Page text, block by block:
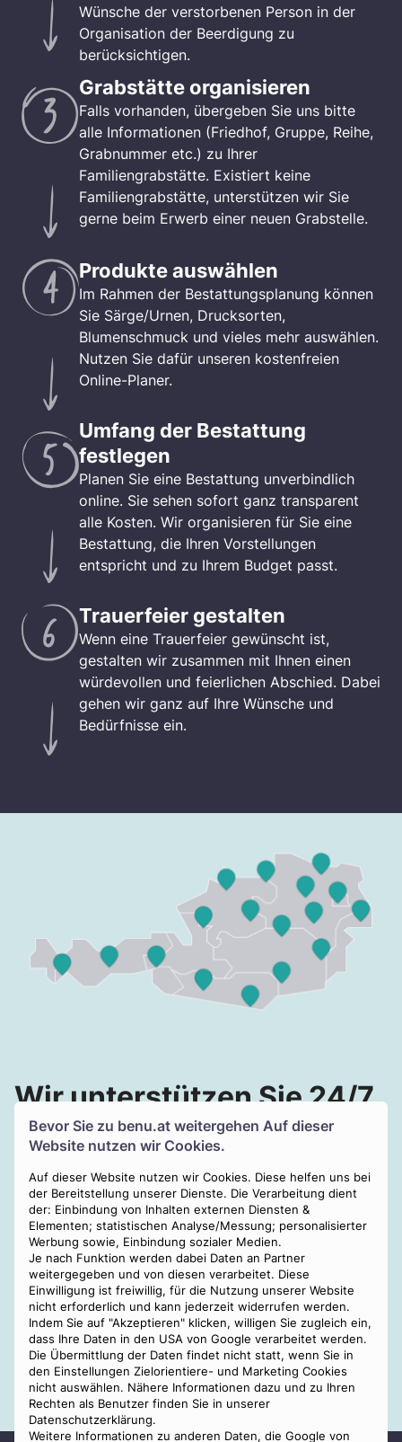
Bevor Sie zu benu.at weitergehen Auf dieser
Website nutzen wir Cookies.
Auf dieser Website nutzen wir Cookies. Diese helfen uns bei
der Bereitstellung unserer Dienste. Die Verarbeitung dient
der: Einbindung von Inhalten externen Diensten &
Elementen; statistischen Analyse/Messung; personalisierter
Werbung sowie, Einbindung sozialer Medien.
Je nach Funktion werden dabei Daten an Partner
weitergegeben und von diesen verarbeitet. Diese
Einwilligung ist freiwillig, für die Nutzung unserer Website
nicht erforderlich und kann jederzeit widerrufen werden.
Indem Sie auf "Akzeptieren" klicken, willigen Sie zugleich ein,
dass Ihre Daten in den USA von Google verarbeitet werden.
Die Übermittlung der Daten findet nicht statt, wenn Sie in
den Einstellungen Zielorientiere- und Marketing Cookies
nicht auswählen. Nähere Informationen dazu und zu Ihren
Rechten als Benutzer finden Sie in unserer
Datenschutzerklärung.
Weitere Informationen zu anderen Daten, die Google von
Wünsche der verstorbenen Person in der
Organisation der Beerdigung zu
berücksichtigen.
Grabstätte organisieren
Falls vorhanden, übergeben Sie uns bitte
alle Informationen (Friedhof, Gruppe, Reihe,
Grabnummer etc.) zu Ihrer
Familiengrabstätte. Existiert keine
Familiengrabstätte, unterstützen wir Sie
gerne beim Erwerb einer neuen Grabstelle.
Produkte auswählen
Im Rahmen der Bestattungsplanung können
Sie Särge/Urnen, Drucksorten,
Blumenschmuck und vieles mehr auswählen.
Nutzen Sie dafür unseren kostenfreien
Online-Planer.
Umfang der Bestattung
festlegen
Planen Sie eine Bestattung unverbindlich
online. Sie sehen sofort ganz transparent
alle Kosten. Wir organisieren für Sie eine
Bestattung, die Ihren Vorstellungen
entspricht und zu Ihrem Budget passt.
Trauerfeier gestalten
Wenn eine Trauerfeier gewünscht ist,
gestalten wir zusammen mit Ihnen einen
würdevollen und feierlichen Abschied. Dabei
gehen wir ganz auf Ihre Wünsche und
Bedürfnisse ein.
Wir unterstützen Sie 24/7
und in ganz Österreich!
Wir planen und organisieren individuelle Abschiede in
Wien, Mödling, Wr. Neudorf, Maria Enzersdorf, Brunn
am Gebirge, Perchtoldsdorf, Guntramsdorf,
Traiskirchen, Baden, Bad Vöslau, Kottingbrunn &
Leobersdorf.
Rufen Sie uns einfach an - rund um die Uhr, 7 Tage die
Woche!
Innsbruck Villach Klagenfurt
Salzburg
Wels
Linz Graz Wien